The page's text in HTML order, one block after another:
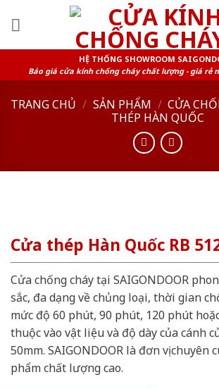
HỆ THỐNG SHOWROOM
Báo giá cửa kính chống cháy chất lượng - giá rẻ
TRANG CHỦ / SẢN PHẨM / CỬA
THÉP HÀN QUỐC
Cửa thép Hàn Quốc RB
Cửa chống cháy tại SAIGONDOOR
sắc, đa dạng về chủng loại, thời gian
mức độ 60 phút, 90 phút, 120 phút
thuộc vào vật liệu và độ dày của cánh
50mm. SAIGONDOOR là đơn vị chuyên
phẩm chất lượng cao.